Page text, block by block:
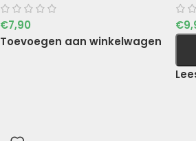
€7,90
Toevoegen aan winkelwagen
€